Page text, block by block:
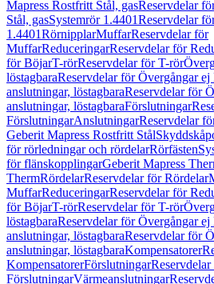
Mapress Rostfritt Stål, gasReservdelar
Stål, gasSystemrör 1.4401Reservdelar
1.4401RörnipplarMuffarReservdelar för
MuffarReduceringarReservdelar för
för BöjarT-rörReservdelar för T-rör
löstagbaraReservdelar för Övergångar ej
anslutningar, löstagbaraReservdelar för
anslutningar, löstagbaraFörslutningar
FörslutningarAnslutningarReservdelar
Geberit Mapress Rostfritt Stål
för rörledningar och rördelarRörfästen
för flänskopplingarGeberit Mapress
ThermRördelarReservdelar för Rördelar
MuffarReduceringarReservdelar för
för BöjarT-rörReservdelar för T-rör
löstagbaraReservdelar för Övergångar ej
anslutningar, löstagbaraReservdelar för
anslutningar, löstagbaraKompensatorer
KompensatorerFörslutningar
FörslutningarVärmeanslutningar